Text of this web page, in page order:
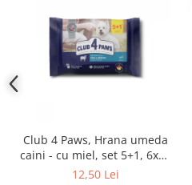
Club 4 Paws, Hrana umeda
caini - cu miel, set 5+1, 6x80
g
12,50 Lei